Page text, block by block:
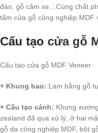
đào, gỗ căm xe…Cùng chất
tấm cửa gỗ công nghiệp MDF
Cấu tạo cửa gỗ
Cấu tạo cửa gỗ MDF Veneer
+ Khung bao: Làm bằng gỗ
+ Cấu tạo cánh: Khung
zealand đã qua xử lý, ở hai
gỗ da công nghiệp MDF, bột